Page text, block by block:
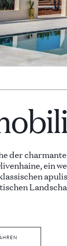
der
ein